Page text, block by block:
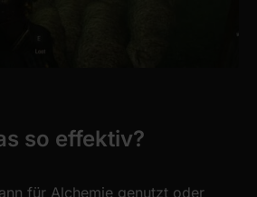
so effektiv?
für Alchemie genutzt oder